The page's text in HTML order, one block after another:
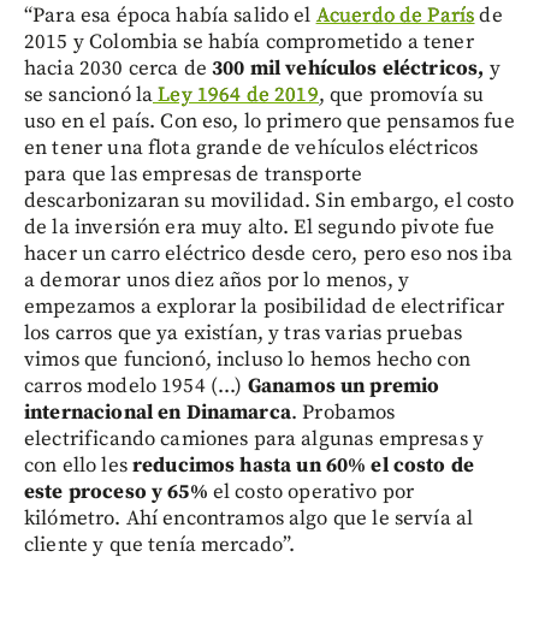
“Para esa época había salido el Acuerdo de Parísde
2015 y Colombia se había comprometido a tener
hacia 2030 cerca de 300 mil vehículos eléctricos, y
se sancionó laLey 1964 de 2019, que promovía su
uso en el país. Con eso, lo primero que pensamos fue
en tener una flota grande de vehículos eléctricos
para que las empresas de transporte
descarbonizaran su movilidad. Sin embargo, el costo
de la inversión era muy alto. El segundo pivote fue
hacer un carro eléctrico desde cero, pero eso nos iba
a demorar unos diez años por lo menos, y
empezamos a explorar la posibilidad de electrificar
los carros que ya existían, y tras varias pruebas
vimos que funcionó, incluso lo hemos hecho con
carros modelo 1954 (...) Ganamos un premio
internacional en Dinamarca. Probamos
electrificando camiones para algunas empresas y
con ello lesreducimos hasta un 60% el costo de
este proceso y 65% el costo operativo por
kilómetro. Ahí encontramos algo que le servía al
cliente y que tenía mercado”.